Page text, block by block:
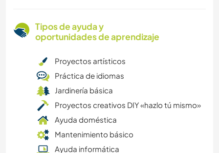
Tipos de ayuda y
oportunidades de aprendizaje
Proyectos artísticos
Práctica de idiomas
Jardinería básica
Proyectos creativos DIY «hazlo tú mismo»
Ayuda doméstica
Mantenimiento básico
Ayuda informática